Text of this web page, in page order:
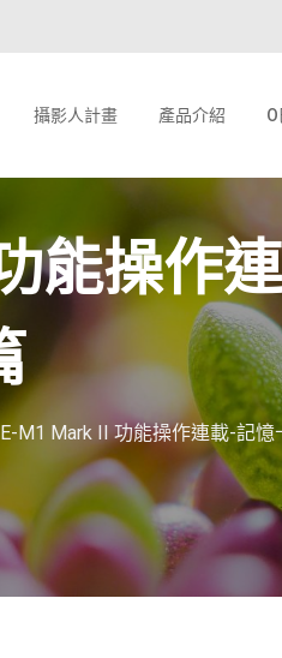
攝影人計畫 產品介紹
能操作
E-M1 Mark II 功能操作連載-記憶